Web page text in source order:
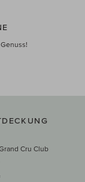
Cru Club